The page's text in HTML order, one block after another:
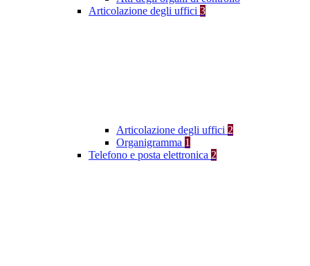
Articolazione degli uffici 3
Articolazione degli uffici 2
Organigramma 1
Telefono e posta elettronica 2